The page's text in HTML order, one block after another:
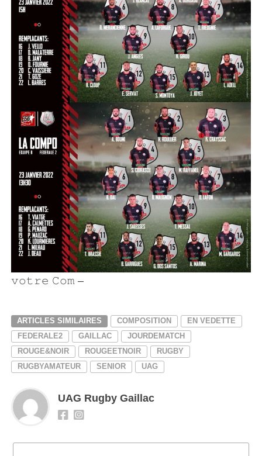
𝚟𝚘𝚝𝚛𝚎 𝙲𝚘𝚖 –
ARTICLES SIMILAIRES COMPOSITION
EN VEDETTE
FEDERALE2
GAILLAC
JOURDEMATCH
ROUGE&NOIR
ROUGEETNOIR
RUGBY
RUGBYAMATEUR
SENIOR UAG
UAG Rugby Gaillac